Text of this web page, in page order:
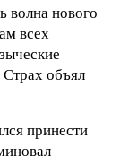
волна нового
всех
объял
принести